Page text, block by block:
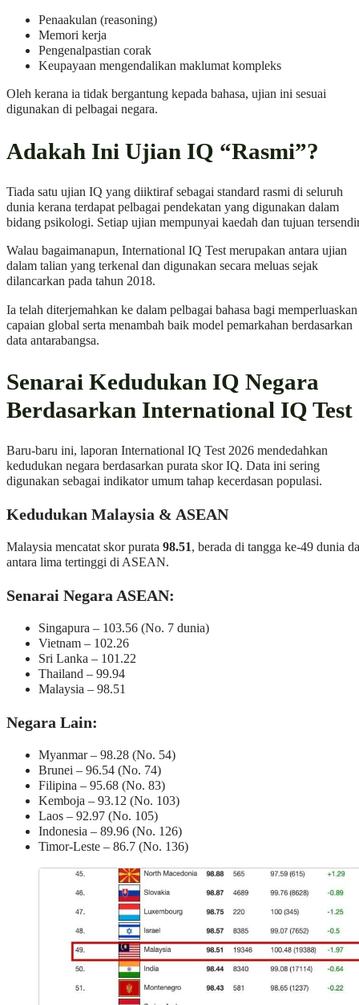
Penaakulan (reasoning)
Memori kerja
Pengenalpastian corak
Keupayaan mengendalikan maklumat kompleks
Oleh kerana ia tidak bergantung kepada bahasa, ujian ini sesuai
digunakan di pelbagai negara.
Adakah Ini Ujian IQ “Rasmi”?
Tiada satu ujian IQ yang diiktiraf sebagai standard rasmi di seluruh
dunia kerana terdapat pelbagai pendekatan yang digunakan dalam
bidang psikologi. Setiap ujian mempunyai kaedah dan tujuan
Walau bagaimanapun, International IQ Test merupakan antara ujian
dalam talian yang terkenal dan digunakan secara meluas sejak
dilancarkan pada tahun 2018.
Ia telah diterjemahkan ke dalam pelbagai bahasa bagi memperluaskan
capaian global serta menambah baik model pemarkahan berdasarkan
data antarabangsa.
Senarai Kedudukan IQ Negara
Berdasarkan International IQ Test
Baru-baru ini, laporan International IQ Test 2026 mendedahkan
kedudukan negara berdasarkan purata skor IQ. Data ini sering
digunakan sebagai indikator umum tahap kecerdasan populasi.
Kedudukan Malaysia & ASEAN
Malaysia mencatat skor purata 98.51, berada di tangga ke-49 dunia
antara lima tertinggi di ASEAN.
Senarai Negara ASEAN:
Singapura – 103.56 (No. 7 dunia)
Vietnam – 102.26
Sri Lanka – 101.22
Thailand – 99.94
Malaysia – 98.51
Negara Lain:
Myanmar – 98.28 (No. 54)
Brunei – 96.54 (No. 74)
Filipina – 95.68 (No. 83)
Kemboja – 93.12 (No. 103)
Laos – 92.97 (No. 105)
Indonesia – 89.96 (No. 126)
Timor-Leste – 86.7 (No. 136)